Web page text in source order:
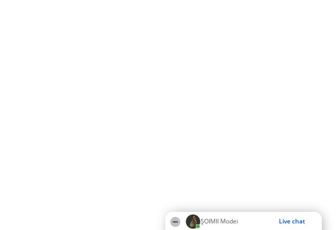
ȘOIMII Modei Live chat